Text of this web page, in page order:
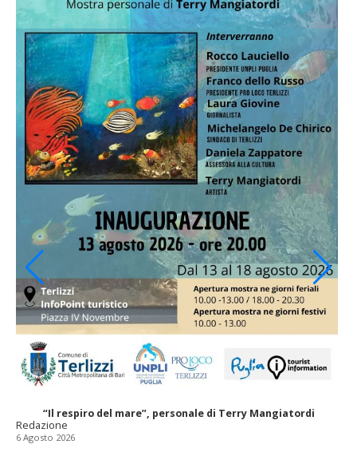
“Il respiro del mare”, personale di Terry Mangiatordi
Redazione
6 Agosto 2026